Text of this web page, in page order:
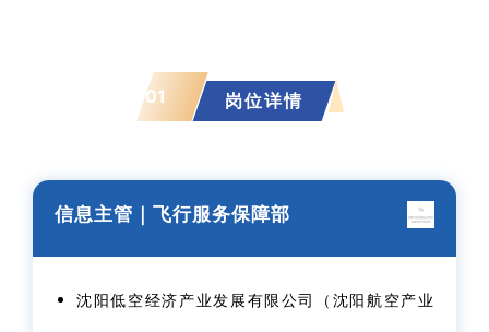
01 岗位详情
信息主管｜ 飞行服务保障部
沈阳低空经济产业发展有限公司（沈阳航空产业